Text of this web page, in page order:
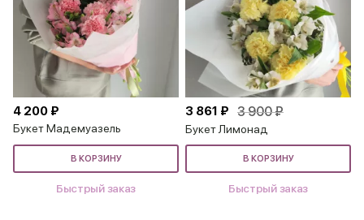
4 200 ₽
Букет Мадемуазель
В КОРЗИНУ
Быстрый заказ
3 861 ₽ 3 900 ₽
Букет Лимонад
В КОРЗИНУ
Быстрый заказ